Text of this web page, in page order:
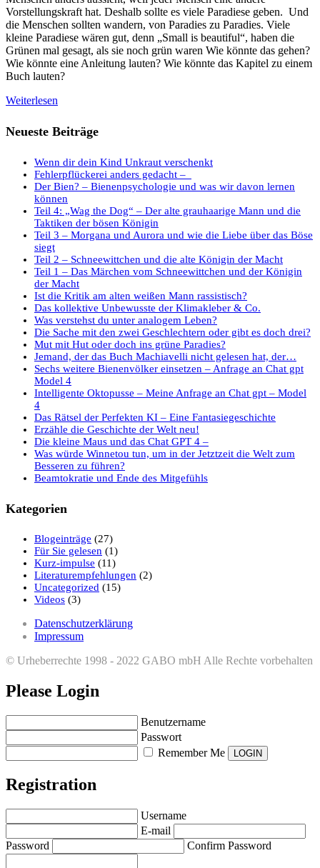
Vorstellungskraft hat. Deshalb sollte es viele Paradiese geben. Und
die Menschen sollten wandern, von Paradies zu Paradies. Viele
kleine Paradiese wären gut, denn „Small is beautiful“, haben die
Grünen mal gesagt, als sie noch grün waren Wie könnte das gehen?
Wie könnte eine Anleitung lauten? Wie könnte das Kapitel zu einem
Buch lauten?
Weiterlesen
Hut
oder
ins
grüne
Paradies?
Neueste Beiträge
Wenn dir dein Kind Unkraut verschenkt
Fehlerpflückerei anders gedacht –
Der Bien? – Bienenpsychologie und was wir davon lernen
können
Teil 4: „Wag the Dog“ – Der alte grauhaarige Mann und die
Taktiken der bösen Königin
Teil 3 – Morgana und Aurora und wie die Liebe über das Böse
siegt
Teil 2 – Schneewittchen und die alte Königin der Macht
Teil 1 – Das Märchen vom Schneewittchen und der Königin
der Macht
Ist die Kritik am alten weißen Mann rassistisch?
Das kollektive Unbewusste der Klimakleber & Co.
Was verstehst du unter analogem Leben?
Die Sache mit den zwei Geschlechtern oder gibt es doch drei?
Mut mit Hut oder doch ins grüne Paradies?
Jemand, der das Buch Machiavelli nicht gelesen hat, der…
Sechs weitere Bienenvölker einsetzen – Anfrage an Chat gpt
Model 4
Intelligente Oktopusse – Meine Anfrage an Chat gpt – Model
4
Das Rätsel der Perfekten KI – Eine Fantasiegeschichte
Erzähle die Geschichte der Welt neu!
Die kleine Maus und das Chat GPT 4 –
Was würde Winnetou tun, um in der Jetztzeit die Welt zum
Besseren zu führen?
Beamtokratie und Ende des Mitgefühls
Kategorien
Blogeinträge (27)
Für Sie gelesen (1)
Kurz-impulse (11)
Literaturempfehlungen (2)
Uncategorized (15)
Videos (3)
Datenschutzerklärung
Impressum
© Urheberrechte 1998 - 2022 GABO mbH Alle Rechte vorbehalten
Please Login
Benutzername
Passwort
Remember Me
Registration
Username
E-mail
Password
Confirm Password